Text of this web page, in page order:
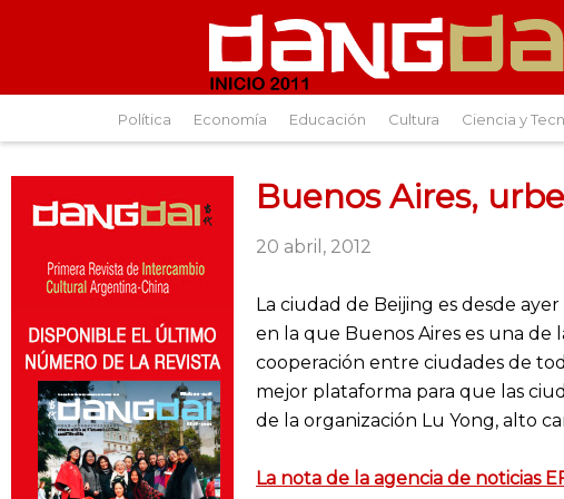
Política Economía Educación Cultura Ciencia y
Buenos Aires,
20 abril, 2012
La ciudad de Beijing es desde
en la que Buenos Aires es una
cooperación entre ciudades de
mejor plataforma para que las
de la organización Lu Yong, alto
La nota de la agencia de noticias